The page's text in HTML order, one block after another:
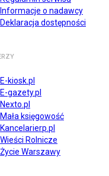
Informacje o nadawcy
Deklaracja dostępności
E-kiosk.pl
E-gazety.pl
Nexto.pl
Mała księgowość
Kancelarierp.pl
Wieści Rolnicze
Życie Warszawy